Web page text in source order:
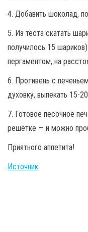
4. Добавить шоколад,
5. Из теста скатать
получилось 15
пергаментом, на
6. Противень с
духовку, выпекать 15-
7. Готовое песочное
решётке — и можно
Приятного аппетита!
Источник